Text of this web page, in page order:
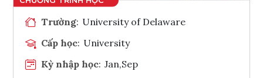
Trường: University of Delaware
Cấp học: University
Kỳ nhập học: Jan,Sep